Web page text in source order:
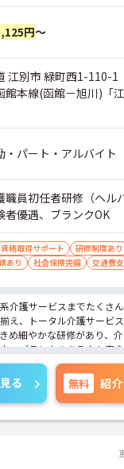
円～
江別市 緑町西1-110-1
館本線(函館－旭川)「
・パート・アルバイト
員初任者研修（ヘル
優遇、ブランクOK
資格取得サポート
研修制度あり
あり
社会保険完備 交通費
介護サービスまでたくさ
え、トータル介護サービ
め細やかな研修があり、介
、ブランクのある方も安
、面接対策ポイントなど
しますのでお気軽にご相談
る 無料 紹